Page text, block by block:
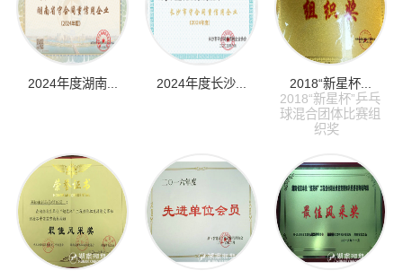
2024年度湖南... 2024年度长沙...
2018“新星杯...
2018“新星杯”乒乓
球混合团体比赛组
织奖